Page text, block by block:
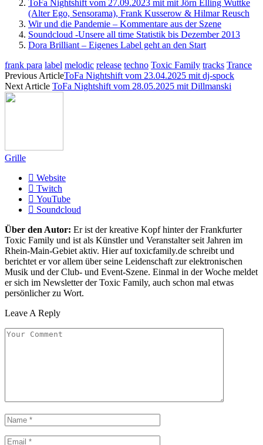
ToFa Nightshift vom 27.09.2023 mit mit Jörn Elling Wuttke
(Alter Ego, Sensorama), Frank Kusserow & Hilmar Reusch
Wir und die Pandemie – Kommentare aus der Szene
Soundcloud -Unsere all time Statistik bis Dezember 2013
Dora Brilliant – Eigenes Label geht an den Start
frank para label melodic release techno Toxic Family tracks Trance
Previous ArticleToFa Nightshift vom 23.04.2025 mit dj-spock
Next Article ToFa Nightshift vom 28.05.2025 mit Dillmanski
Grille
Website
Twitch
YouTube
Soundcloud
Über den Autor: Er ist der kreative Kopf hinter der Frankfurter
Toxic Family und ist als Künstler und Veranstalter seit Jahren im
Rhein-Main-Gebiet aktiv. Hier auf toxicfamily.de schreibt und
berichtet er vor allem über seine Leidenschaft zur elektronischen
Musik und der Club- und Event-Szene. Einmal in der Woche meldet
er sich im Newsletter der Toxic Family, auch schon mal etwas
persönlicher zu Wort.
Leave A Reply